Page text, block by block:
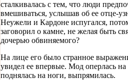
сталкивалась с тем, что люди
вмешиваться, услышав об ее отце-
Неужели и Кардоне испугался,
заговорил о камне, не желая быть
дочерью обвиняемого?
На лице его было странное
увидел ее впервые. Мод оперлась на
поднялась на ноги, выпрямилась.